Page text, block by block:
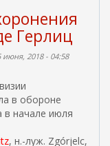
Герлиц
2018 - 04:58
в обороне
в начале июля
, н.-луж. Zgórjelc,